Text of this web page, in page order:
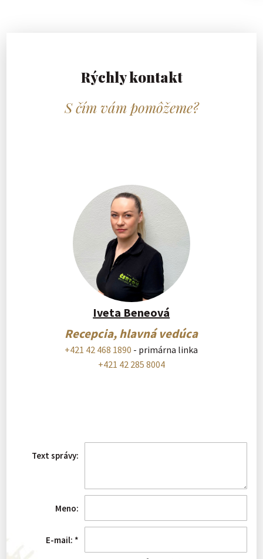
Rýchly kontakt
S čím vám pomôžeme?
Text správy:
Meno:
E-mail: *
Iveta Beneová
Recepcia, hlavná vedúca
+421 42 468 1890 - primárna linka
+421 42 285 8004